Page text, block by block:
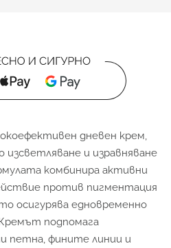
дневен крем,
изсветляване и изравняване
комбинира активни
против пигментация
осигурява едновременно
подпомага
петна, фините линии и